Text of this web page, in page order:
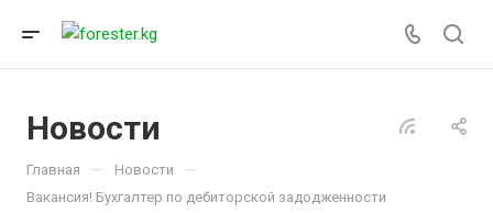
Новости
Главная — Новости —
Вакансия! Бухгалтер по дебиторской задодженности